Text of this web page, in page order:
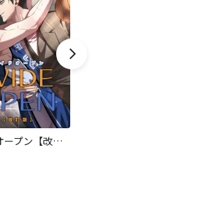
ワイドオープン【改訂版】